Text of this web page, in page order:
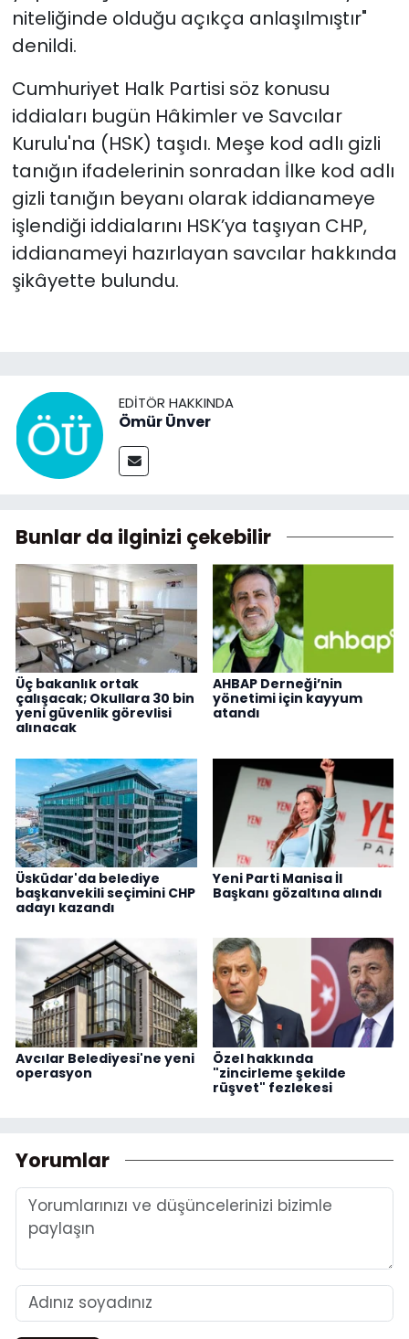
niteliğinde olduğu açıkça anlaşılmıştır"
denildi.
Cumhuriyet Halk Partisi söz konusu
iddiaları bugün Hâkimler ve Savcılar
Kurulu'na (HSK) taşıdı. Meşe kod adlı gizli
tanığın ifadelerinin sonradan İlke kod adlı
gizli tanığın beyanı olarak iddianameye
işlendiği iddialarını HSK’ya taşıyan CHP,
iddianameyi hazırlayan savcılar hakkında
şikâyette bulundu.
EDITÖR HAKKINDA
Ömür Ünver
Bunlar da ilginizi çekebilir
Üç bakanlık ortak
çalışacak; Okullara 30 bin
yeni güvenlik görevlisi
alınacak
AHBAP Derneği’nin
yönetimi için kayyum
atandı
Üsküdar'da belediye
başkanvekili seçimini CHP
adayı kazandı
Yeni Parti Manisa İl
Başkanı gözaltına alındı
Avcılar Belediyesi'ne yeni
operasyon
Özel hakkında
"zincirleme şekilde
rüşvet" fezlekesi
Yorumlar